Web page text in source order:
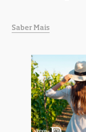
Saber Mais